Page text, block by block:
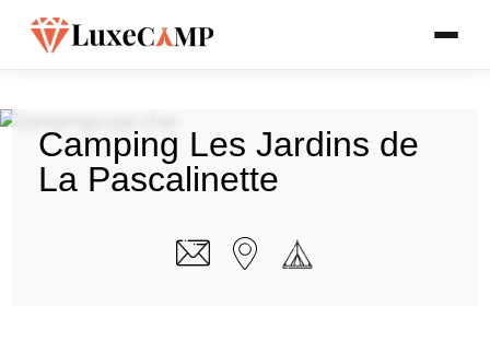
Camping Les Jardins de
La Pascalinette